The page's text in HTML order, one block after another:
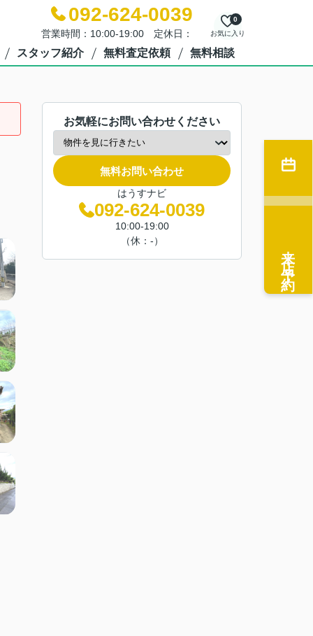
092-624-0039
営業時間：10:00-19:00 定休日： お気に入り
0
スタッフ紹介 無料査定依頼 無料相談
お気軽にお問い合わせください
無料お問い合わせ
はうすナビ
092-624-0039
10:00-19:00
（休：-）
来店予約